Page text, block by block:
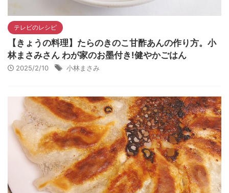
テレビのレシピ
【きょうの料理】たらのきのこ甘酢あんの作り方。小
林まさみさん わが家のお墨付き!健やかごはん
2025/2/10 小林まさみ